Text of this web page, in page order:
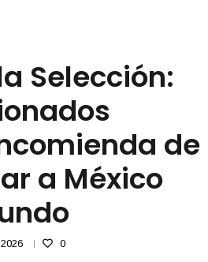
Selección:
de
a México
0